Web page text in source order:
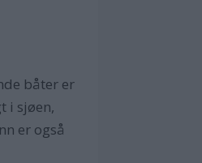
båter er
i sjøen,
er også